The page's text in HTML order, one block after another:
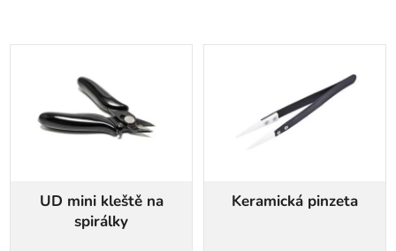
UD mini kleště na
spirálky
Keramická pinzeta